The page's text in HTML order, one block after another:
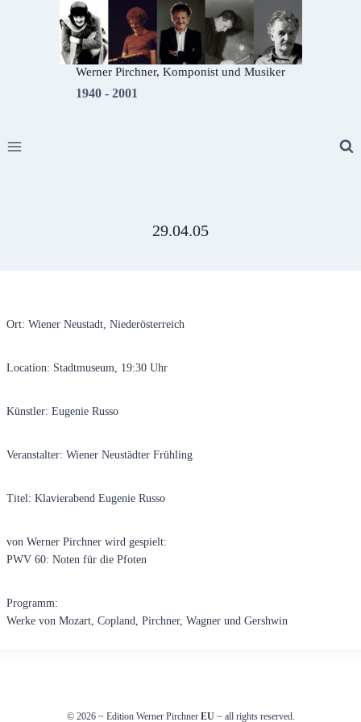
Werner Pirchner, Komponist und Musiker
1940 - 2001
29.04.05
Ort: Wiener Neustadt, Niederösterreich
Location: Stadtmuseum, 19:30 Uhr
Künstler: Eugenie Russo
Veranstalter: Wiener Neustädter Frühling
Titel: Klavierabend Eugenie Russo
von Werner Pirchner wird gespielt:
PWV 60: Noten für die Pfoten
Programm:
Werke von Mozart, Copland, Pirchner, Wagner und Gershwin
© 2026 ~ Edition Werner Pirchner EU ~ all rights reserved.